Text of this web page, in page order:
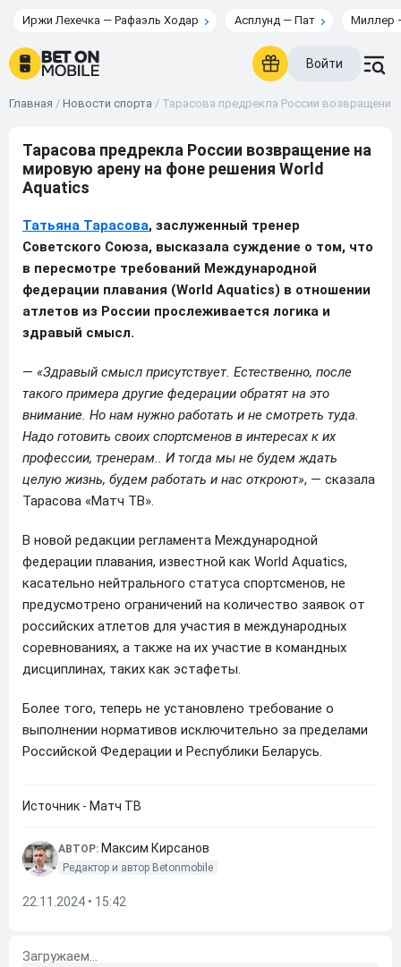
Иржи Лехечка — Рафаэль Ходар Асплунд — Пат Миллер
Войти
Главная / Новости спорта / Тарасова предрекла России
Тарасова предрекла России возвращение на
мировую арену на фоне решения World
Aquatics
Татьяна Тарасова, заслуженный тренер
Советского Союза, высказала суждение о том, что
в пересмотре требований Международной
федерации плавания (World Aquatics) в отношении
атлетов из России прослеживается логика и
здравый смысл.
— «Здравый смысл присутствует. Естественно, после
такого примера другие федерации обратят на это
внимание. Но нам нужно работать и не смотреть туда.
Надо готовить своих спортсменов в интересах к их
профессии, тренерам.. И тогда мы не будем ждать
целую жизнь, будем работать и нас откроют», — сказала
Тарасова «Матч ТВ».
В новой редакции регламента Международной
федерации плавания, известной как World Aquatics,
касательно нейтрального статуса спортсменов, не
предусмотрено ограничений на количество заявок от
российских атлетов для участия в международных
соревнованиях, а также на их участие в командных
дисциплинах, таких как эстафеты.
Более того, теперь не установлено требование о
выполнении нормативов исключительно за пределами
Российской Федерации и Республики Беларусь.
Источник - Матч ТВ
АВТОР: Максим Кирсанов
Редактор и автор Betonmobile
22.11.2024 • 15:42